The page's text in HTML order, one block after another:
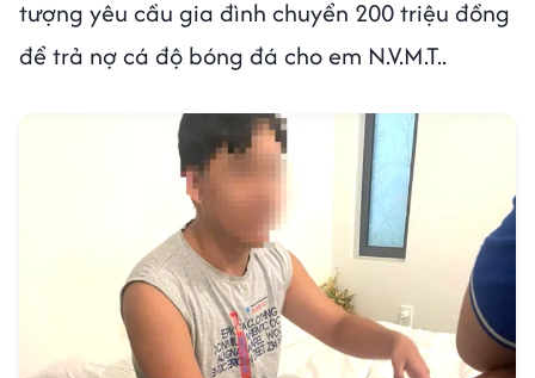
tượng yêu cầu gia đình chuyển 200 triệu đồng
để trả nợ cá độ bóng đá cho em N.V.M.T..